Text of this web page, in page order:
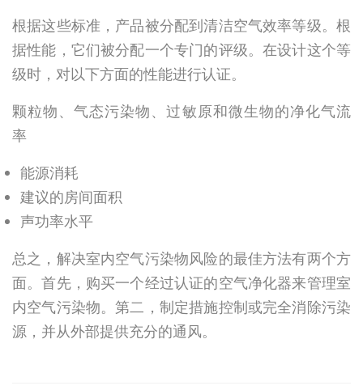
根据这些标准，产品被分配到清洁空气效率等级。根
据性能，它们被分配一个专门的评级。在设计这个等
级时，对以下方面的性能进行认证。
颗粒物、气态污染物、过敏原和微生物的净化气流
率
能源消耗
建议的房间面积
声功率水平
总之，解决室内空气污染物风险的最佳方法有两个方
面。首先，购买一个经过认证的空气净化器来管理室
内空气污染物。第二，制定措施控制或完全消除污染
源，并从外部提供充分的通风。